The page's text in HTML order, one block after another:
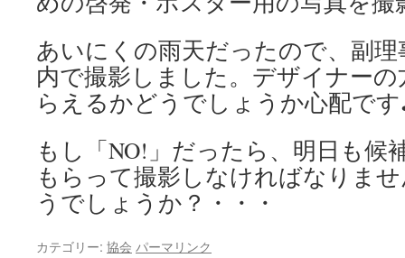
あいにくの雨天だったので、副
内で撮影しました。デザイナー
らえるかどうでしょうか心配で
もし「NO!」だったら、明日も候
もらって撮影しなければなりま
うでしょうか？・・・
カテゴリー: 協会 パーマリンク